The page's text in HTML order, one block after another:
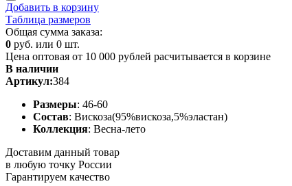
Добавить в корзину
Таблица размеров
Общая сумма заказа:
0 руб. или 0 шт.
Цена оптовая от 10 000 рублей расчитывается в корзине
В наличии
Артикул:384
Размеры: 46-60
Состав: Вискоза(95%вискоза,5%эластан)
Коллекция: Весна-лето
Доставим данный товар
в любую точку России
Гарантируем качество